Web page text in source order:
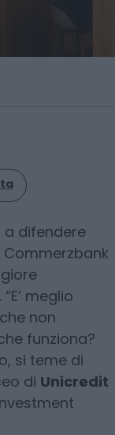
a difendere
Commerzbank
meglio
non
funziona?
si teme di
di Unicredit